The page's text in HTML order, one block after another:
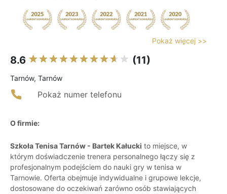
Pokaż więcej >>
8.6 (11)
Tarnów, Tarnów
Pokaż numer telefonu
O firmie:
Szkoła Tenisa Tarnów - Bartek Kałucki to miejsce, w
którym doświadczenie trenera personalnego łączy się z
profesjonalnym podejściem do nauki gry w tenisa w
Tarnowie. Oferta obejmuje indywidualne i grupowe lekcje,
dostosowane do oczekiwań zarówno osób stawiających